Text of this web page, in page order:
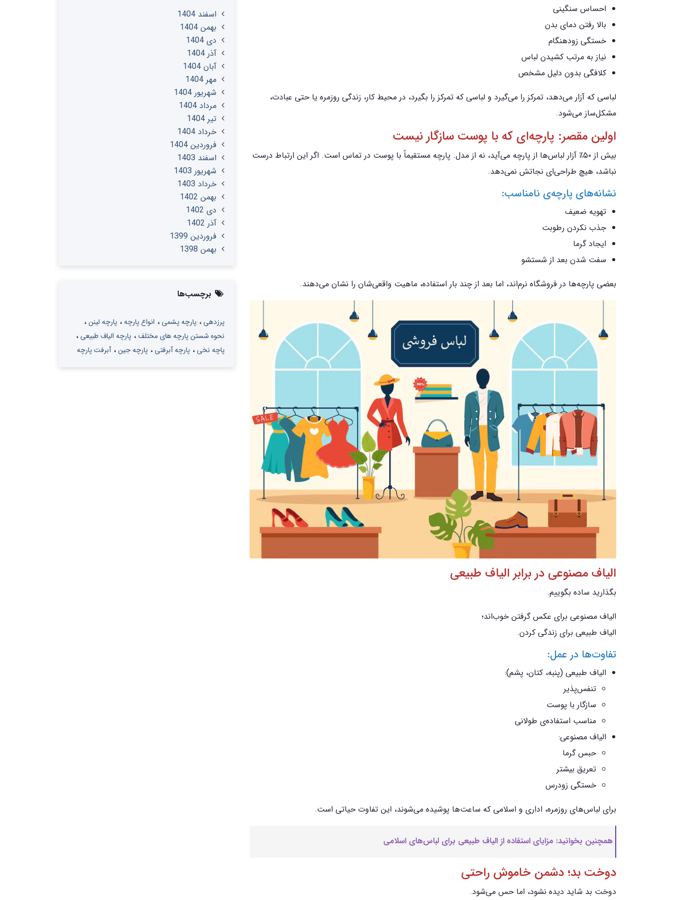
احساس سنگینی
بالا رفتن دمای بدن
خستگی زودهنگام
نیاز به مرتب کشیدن لباس
کلافگی بدون دلیل مشخص
لباسی که آزار می‌دهد، تمرکز را می‌گیرد و لباسی که تمرکز را بگیرد، در محیط کار، زندگی روزمره یا حتی عبادت،
مشکل‌ساز می‌شود.
اولین مقصر: پارچه‌ای که با پوست سازگار نیست
بیش از ۵۰٪ آزار لباس‌ها از پارچه می‌آید، نه از مدل. پارچه مستقیماً با پوست در تماس است. اگر این ارتباط درست
نباشد، هیچ طراحی‌ای نجاتش نمی‌دهد.
نشانه‌های پارچه‌ی نامناسب:
تهویه ضعیف
جذب نکردن رطوبت
ایجاد گرما
سفت شدن بعد از شستشو
بعضی پارچه‌ها در فروشگاه نرم‌اند، اما بعد از چند بار استفاده، ماهیت واقعی‌شان را نشان می‌دهند.
الیاف مصنوعی در برابر الیاف طبیعی
بگذارید ساده بگوییم.
الیاف مصنوعی برای عکس گرفتن خوب‌اند؛
الیاف طبیعی برای زندگی کردن.
تفاوت‌ها در عمل:
الیاف طبیعی (پنبه، کتان، پشم):
تنفس‌پذیر
سازگار با پوست
مناسب استفاده‌ی طولانی
الیاف مصنوعی:
حبس گرما
تعریق بیشتر
خستگی زودرس
برای لباس‌های روزمره، اداری و اسلامی که ساعت‌ها پوشیده می‌شوند، این تفاوت حیاتی است.
همچنین بخوانید: مزایای استفاده از الیاف طبیعی برای لباس‌های اسلامی
دوخت بد؛ دشمن خاموش راحتی
دوخت بد شاید دیده نشود، اما حس می‌شود.
اسفند 1404
بهمن 1404
دی 1404
آذر 1404
آبان 1404
مهر 1404
شهریور 1404
مرداد 1404
تير 1404
خرداد 1404
فروردین 1404
اسفند 1403
شهریور 1403
خرداد 1403
بهمن 1402
دی 1402
آذر 1402
فروردین 1399
بهمن 1398
برچسب‌ها
پرزدهی پارچه پشمی انواع پارچه
پارچه لینن
نحوه شستن پارچه های مختلف
پارچه الیاف طبیعی
پاچه نخی
پارچه آبرفتی پارچه جین آبرفت پارچه